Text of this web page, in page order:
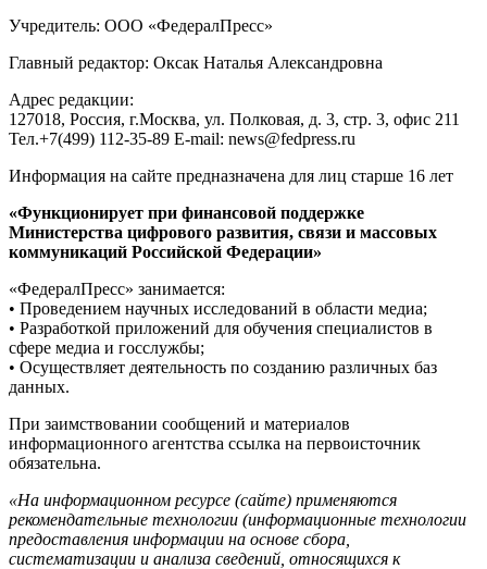
Учредитель: ООО «ФедералПресс»
Главный редактор: Оксак Наталья Александровна
Адрес редакции:
127018, Россия, г.Москва, ул. Полковая, д. 3, стр. 3, офис 211
Тел.+7(499) 112-35-89 E-mail: news@fedpress.ru
Информация на сайте предназначена для лиц старше 16 лет
«Функционирует при финансовой поддержке
Министерства цифрового развития, связи и массовых
коммуникаций Российской Федерации»
«ФедералПресс» занимается:
• Проведением научных исследований в области медиа;
• Разработкой приложений для обучения специалистов в
сфере медиа и госслужбы;
• Осуществляет деятельность по созданию различных баз
данных.
При заимствовании сообщений и материалов
информационного агентства ссылка на первоисточник
обязательна.
«На информационном ресурсе (сайте) применяются
рекомендательные технологии (информационные технологии
предоставления информации на основе сбора,
систематизации и анализа сведений, относящихся к